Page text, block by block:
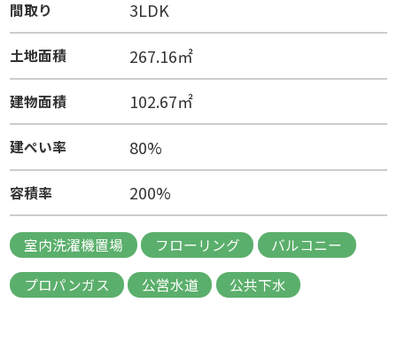
間取り 3LDK
土地面積 267.16㎡
建物面積 102.67㎡
建ぺい率 80%
容積率 200%
室内洗濯機置場 フローリング
バルコニー
プロパンガス
公営水道 公共下水